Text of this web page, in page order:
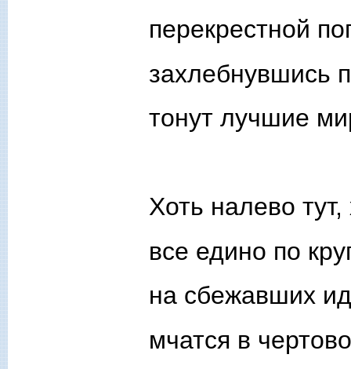
перекрестной
захлебнувшись
тонут лучшие
Хоть налево
все едино по
на сбежавших
мчатся в